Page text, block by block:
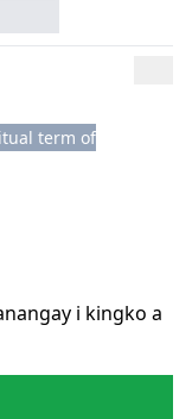
term of
i kingko a